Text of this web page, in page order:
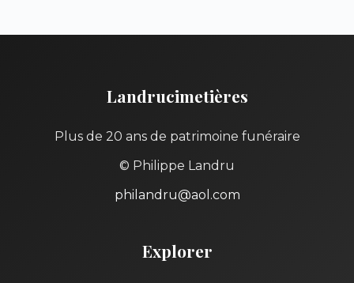
Landrucimetières
Plus de 20 ans de patrimoine funéraire
© Philippe Landru
philandru@aol.com
Explorer